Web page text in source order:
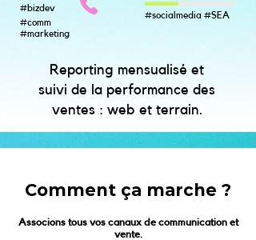
#bizdev
#comm
#marketing
#socialmedia #SEA
Reporting mensualisé et
suivi de la performance des
ventes : web et terrain.
Comment ça marche ?
Associons tous vos canaux de communication et
vente.